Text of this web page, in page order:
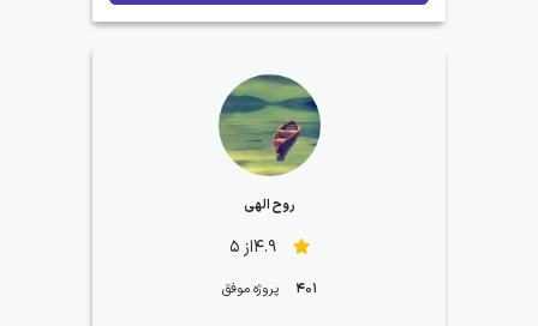
روح الهی
4.9از 5
401 پروژه موفق